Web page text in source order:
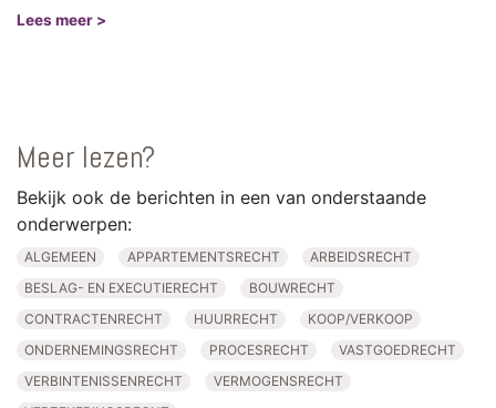
Lees meer >
Meer lezen?
Bekijk ook de berichten in een van onderstaande
onderwerpen:
ALGEMEEN APPARTEMENTSRECHT
ARBEIDSRECHT
BESLAG- EN EXECUTIERECHT
BOUWRECHT
CONTRACTENRECHT
HUURRECHT
KOOP/VERKOOP
ONDERNEMINGSRECHT
PROCESRECHT
VASTGOEDRECHT
VERBINTENISSENRECHT
VERMOGENSRECHT